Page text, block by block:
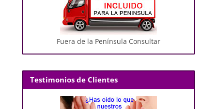
Fuera de la Península Consultar
Testimonios de Clientes